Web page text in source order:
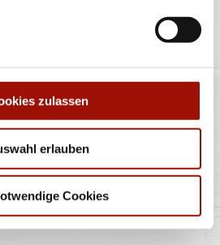
zulassen
erlauben
Cookies
3 - mit
Phenylalaninquelle (zusätzlich zur Angabe
verpackt 16 - chininhaltig 17 -
21 - kann Aktivität und
farbstabilisierend (bei Frischfleisch)